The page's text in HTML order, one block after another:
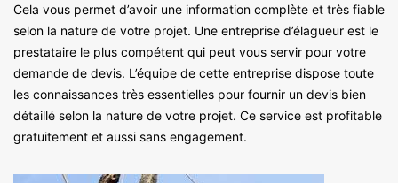
Cela vous permet d’avoir une information complète et très fiable
selon la nature de votre projet. Une entreprise d’élagueur est le
prestataire le plus compétent qui peut vous servir pour votre
demande de devis. L’équipe de cette entreprise dispose toute
les connaissances très essentielles pour fournir un devis bien
détaillé selon la nature de votre projet. Ce service est profitable
gratuitement et aussi sans engagement.